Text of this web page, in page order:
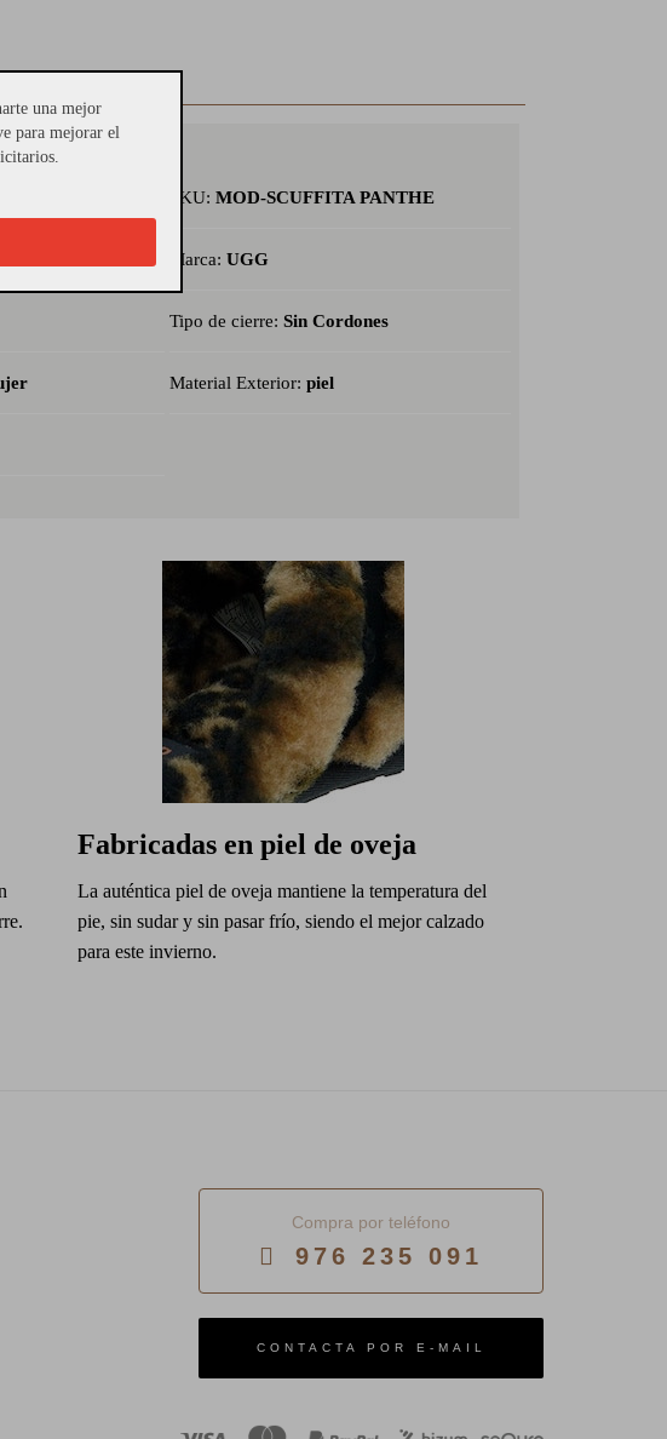
SKU: MOD-SCUFFITA PANTHE
Marca: UGG
Tipo de cierre: Sin Cordones
Material Exterior: piel
Fabricadas en piel de oveja
La auténtica piel de oveja mantiene la temperatura del
pie, sin sudar y sin pasar frío, siendo el mejor calzado
para este invierno.
Compra por teléfono
976 235 091
E-MAIL
una mejor
para mejorar el